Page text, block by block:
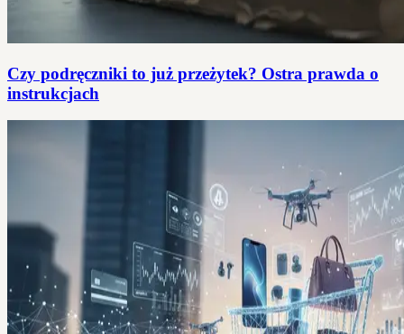
Czy podręczniki to już przeżytek? Ostra prawda o
instrukcjach